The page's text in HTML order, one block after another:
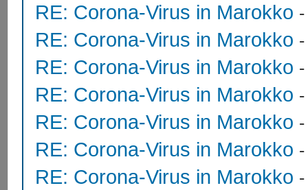
RE: Corona-Virus in Marokko
RE: Corona-Virus in Marokko
RE: Corona-Virus in Marokko
RE: Corona-Virus in Marokko
RE: Corona-Virus in Marokko
RE: Corona-Virus in Marokko
RE: Corona-Virus in Marokko